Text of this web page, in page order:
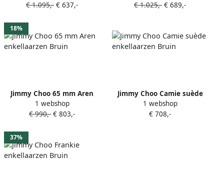
€ 1.095,- € 637,-
krokodillen-reliëf Bruin
€ 1.025,- € 689,-
18%
Jimmy Choo 65 mm Aren
enkellaarzen Bruin
1 webshop
€ 990,- € 803,-
Jimmy Choo Camie suède
enkellaarzen Bruin
1 webshop
€ 708,-
37%